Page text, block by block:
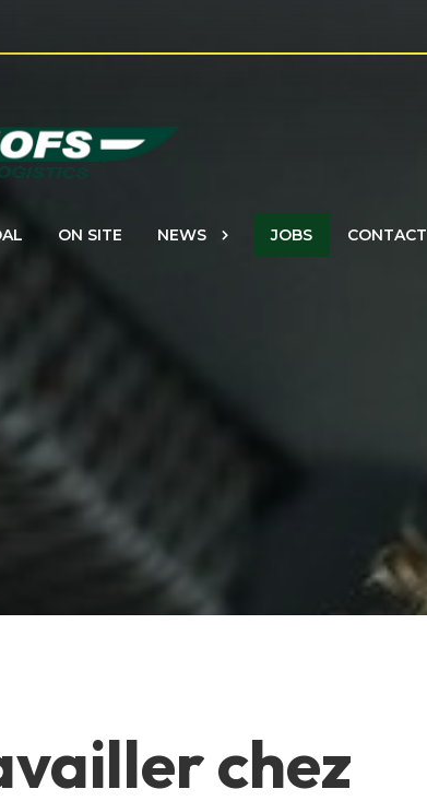
ON SITE NEWS JOBS CONTACT
chez